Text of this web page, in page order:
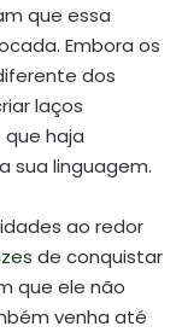
que essa
Embora os
dos
laços
haja
sua linguagem.
ao redor
de conquistar
que ele não
venha até